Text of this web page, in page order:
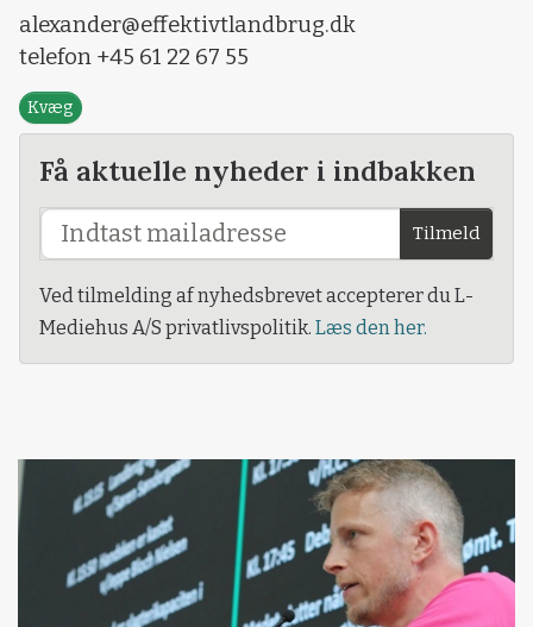
alexander@effektivtlandbrug.dk
telefon +45 61 22 67 55
Kvæg
Få aktuelle nyheder i indbakken
Tilmeld
Ved tilmelding af nyhedsbrevet accepterer du L-
Mediehus A/S privatlivspolitik. Læs den her.